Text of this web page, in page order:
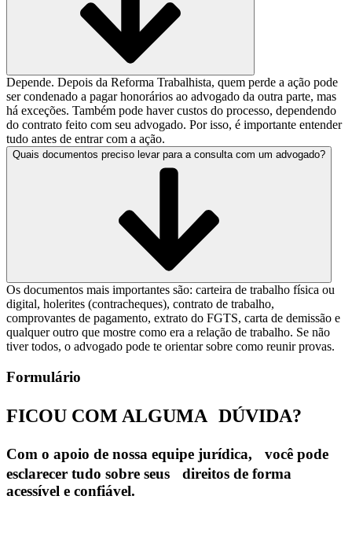
Depende. Depois da Reforma Trabalhista, quem perde a ação pode
ser condenado a pagar honorários ao advogado da outra parte, mas
há exceções. Também pode haver custos do processo, dependendo
do contrato feito com seu advogado. Por isso, é importante entender
tudo antes de entrar com a ação.
Quais documentos preciso levar para a consulta com um advogado?
Os documentos mais importantes são: carteira de trabalho física ou
digital, holerites (contracheques), contrato de trabalho,
comprovantes de pagamento, extrato do FGTS, carta de demissão e
qualquer outro que mostre como era a relação de trabalho. Se não
tiver todos, o advogado pode te orientar sobre como reunir provas.
Formulário
FICOU COM ALGUMA DÚVIDA?
Com o apoio de nossa equipe jurídica, você pode
esclarecer tudo sobre seus direitos de forma
acessível e confiável.